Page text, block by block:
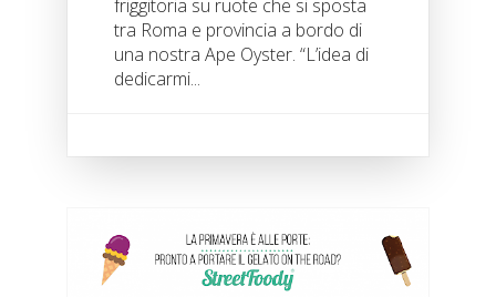
friggitoria su ruote che si sposta
tra Roma e provincia a bordo di
una nostra Ape Oyster. “L’idea di
dedicarmi...